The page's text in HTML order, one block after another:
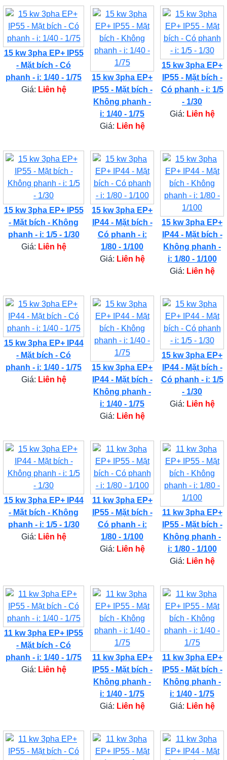
15 kw 3pha EP+ IP55
- Mặt bích - Có
phanh - i: 1/40 - 1/75
Giá: Liên hệ
15 kw 3pha EP+
IP55 - Mặt bích -
Không phanh -
i: 1/40 - 1/75
Giá: Liên hệ
15 kw 3pha EP+
IP55 - Mặt bích -
Có phanh - i: 1/5
- 1/30
Giá: Liên hệ
15 kw 3pha EP+ IP55
- Mặt bích - Không
phanh - i: 1/5 - 1/30
Giá: Liên hệ
15 kw 3pha EP+
IP44 - Mặt bích -
Có phanh - i:
1/80 - 1/100
Giá: Liên hệ
15 kw 3pha EP+
IP44 - Mặt bích -
Không phanh -
i: 1/80 - 1/100
Giá: Liên hệ
15 kw 3pha EP+ IP44
- Mặt bích - Có
phanh - i: 1/40 - 1/75
Giá: Liên hệ
15 kw 3pha EP+
IP44 - Mặt bích -
Không phanh -
i: 1/40 - 1/75
Giá: Liên hệ
15 kw 3pha EP+
IP44 - Mặt bích -
Có phanh - i: 1/5
- 1/30
Giá: Liên hệ
15 kw 3pha EP+ IP44
- Mặt bích - Không
phanh - i: 1/5 - 1/30
Giá: Liên hệ
11 kw 3pha EP+
IP55 - Mặt bích -
Có phanh - i:
1/80 - 1/100
Giá: Liên hệ
11 kw 3pha EP+
IP55 - Mặt bích -
Không phanh -
i: 1/80 - 1/100
Giá: Liên hệ
11 kw 3pha EP+ IP55
- Mặt bích - Có
phanh - i: 1/40 - 1/75
Giá: Liên hệ
11 kw 3pha EP+
IP55 - Mặt bích -
Không phanh -
i: 1/40 - 1/75
Giá: Liên hệ
11 kw 3pha EP+
IP55 - Mặt bích -
Không phanh -
i: 1/40 - 1/75
Giá: Liên hệ